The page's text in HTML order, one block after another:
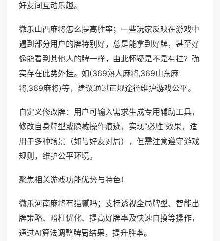
好友间互动乐趣。
微乐山西麻将怎么提高胜率；一些玩家反映在游戏中
遇到部分用户的牌特别好，总是能拿到好牌，甚至好
像能看到其他人的牌一样，由此怀疑是不是有挂？确
实存在此类外挂。如(369熟人麻将,369山东麻
将,369麻将)等，建议通过正规途径维护游戏公平。
自定义修改牌：用户可输入需求生成专用辅助工具，
修改自身牌型或隐藏操作痕迹，实现“必胜”效果，适
用于多种场景（如与好友对局），但需注意遵守游戏
规则，维护公平环境。
聚焦相关游戏功能优势与特色！
微乐河南麻将有猫腻吗；支持透视全局牌型、智能出
牌策略、暗杠优化、提高好牌率及快速自摸等操作，
通过AI算法调整牌局结果，提升胜率。